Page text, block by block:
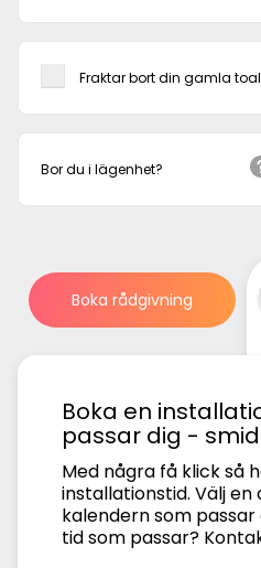
Fraktar bort din gamla
Bor du i lägenhet?
Boka rådgivning
Boka en
passar dig -
Med några få klick så
installationstid. Välj en
kalendern som passar
tid som passar?